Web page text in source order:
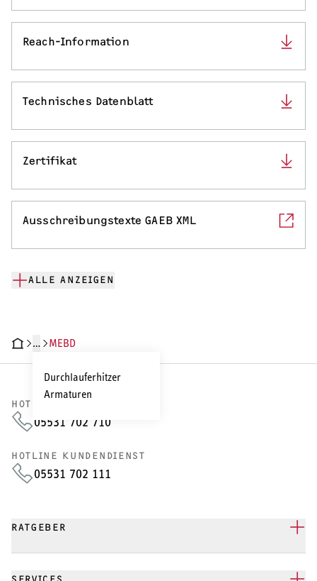
Serviceleistungen
Reach-Information
Technisches Datenblatt
Zertifikat
Ausschreibungstexte GAEB XML
ALLE ANZEIGEN
DATEN
…
Durchlauferhitzer
Armaturen
MEBD
HOTLINE VERTRIEB
05531 702 710
HOTLINE KUNDENDIENST
05531 702 111
RATGEBER